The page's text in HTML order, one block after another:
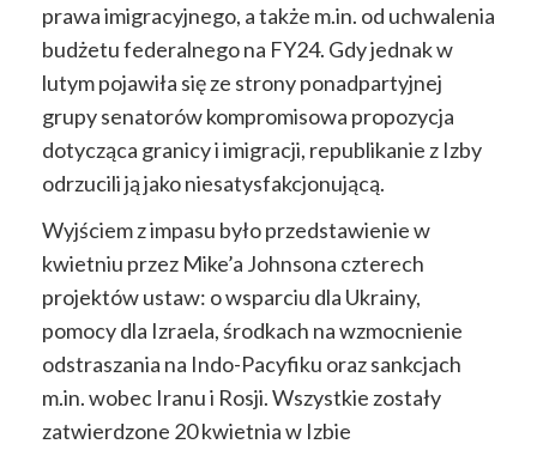
prawa imigracyjnego, a także m.in. od uchwalenia
budżetu federalnego na FY24. Gdy jednak w
lutym pojawiła się ze strony ponadpartyjnej
grupy senatorów kompromisowa propozycja
dotycząca granicy i imigracji, republikanie z Izby
odrzucili ją jako niesatysfakcjonującą.
Wyjściem z impasu było przedstawienie w
kwietniu przez Mike’a Johnsona czterech
projektów ustaw: o wsparciu dla Ukrainy,
pomocy dla Izraela, środkach na wzmocnienie
odstraszania na Indo-Pacyfiku oraz sankcjach
m.in. wobec Iranu i Rosji. Wszystkie zostały
zatwierdzone 20 kwietnia w Izbie